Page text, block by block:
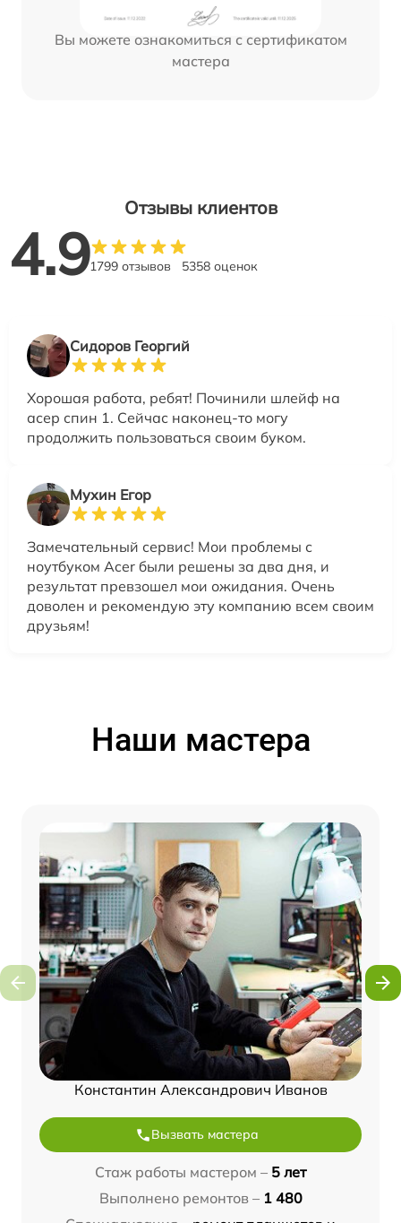
Вы можете ознакомиться с сертификатом
мастера
Отзывы клиентов
4.91799 отзывов 5358 оценок
Сидоров Георгий
Хорошая работа, ребят! Починили шлейф на
асер спин 1. Сейчас наконец-то могу
продолжить пользоваться своим буком.
Мухин Егор
Замечательный сервис! Мои проблемы с
ноутбуком Acer были решены за два дня, и
результат превзошел мои ожидания. Очень
доволен и рекомендую эту компанию всем своим
друзьям!
Наши мастера
Константин Александрович Иванов
Вызвать мастера
Стаж работы мастером – 5 лет
Выполнено ремонтов – 1 480